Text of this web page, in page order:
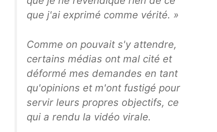
que j'ai exprimé comme vérité. »
Comme on pouvait s'y attendre,
certains médias ont mal cité et
déformé mes demandes en tant
qu'opinions et m'ont fustigé pour
servir leurs propres objectifs, ce
qui a rendu la vidéo virale.